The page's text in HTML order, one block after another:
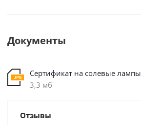
Документы
Сертификат на солевые лампы
3,3 мб
Отзывы